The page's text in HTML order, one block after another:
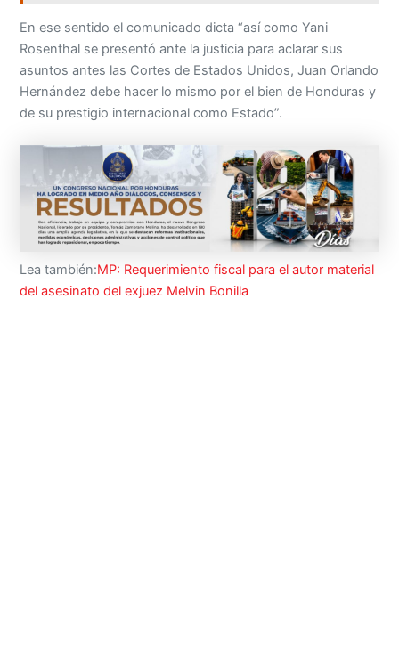
En ese sentido el comunicado dicta “así como Yani
Rosenthal se presentó ante la justicia para aclarar sus
asuntos antes las Cortes de Estados Unidos, Juan Orlando
Hernández debe hacer lo mismo por el bien de Honduras y
de su prestigio internacional como Estado”.
Lea también:MP: Requerimiento fiscal para el autor material
del asesinato del exjuez Melvin Bonilla